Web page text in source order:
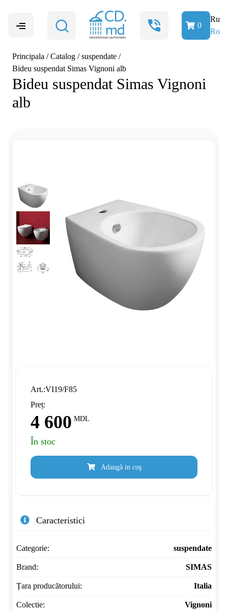
0
Ru
Ro
Principala / Catalog / suspendate /
Bideu suspendat Simas Vignoni alb
Bideu suspendat Simas Vignoni
alb
Art.:VI19/F85
Preț:
4 600 MDL
În stoc
Adaugă in coş
Caracteristici
Categorie: suspendate
Brand: SIMAS
Țara producătorului: Italia
Colectie: Vignoni